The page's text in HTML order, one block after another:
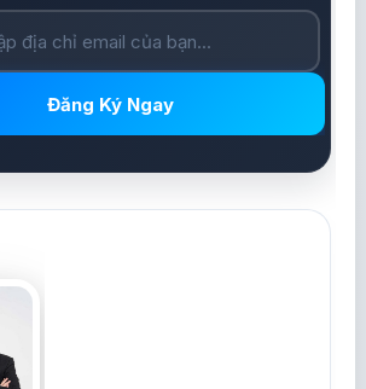
Đăng Ký Ngay